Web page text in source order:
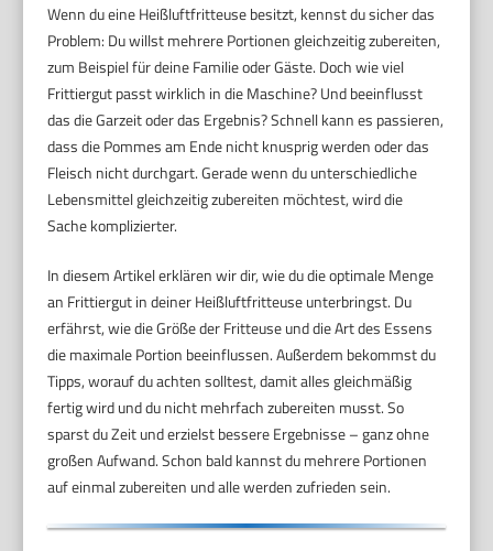
Wenn du eine Heißluftfritteuse besitzt, kennst du sicher das
Problem: Du willst mehrere Portionen gleichzeitig zubereiten,
zum Beispiel für deine Familie oder Gäste. Doch wie viel
Frittiergut passt wirklich in die Maschine? Und beeinflusst
das die Garzeit oder das Ergebnis? Schnell kann es passieren,
dass die Pommes am Ende nicht knusprig werden oder das
Fleisch nicht durchgart. Gerade wenn du unterschiedliche
Lebensmittel gleichzeitig zubereiten möchtest, wird die
Sache komplizierter.
In diesem Artikel erklären wir dir, wie du die optimale Menge
an Frittiergut in deiner Heißluftfritteuse unterbringst. Du
erfährst, wie die Größe der Fritteuse und die Art des Essens
die maximale Portion beeinflussen. Außerdem bekommst du
Tipps, worauf du achten solltest, damit alles gleichmäßig
fertig wird und du nicht mehrfach zubereiten musst. So
sparst du Zeit und erzielst bessere Ergebnisse – ganz ohne
großen Aufwand. Schon bald kannst du mehrere Portionen
auf einmal zubereiten und alle werden zufrieden sein.